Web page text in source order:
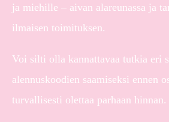
ja miehille – aivan alareunassa ja
ilmaisen toimituksen.
Voi silti olla kannattavaa tutkia eri
alennuskoodien saamiseksi ennen
turvallisesti olettaa parhaan hinnan.